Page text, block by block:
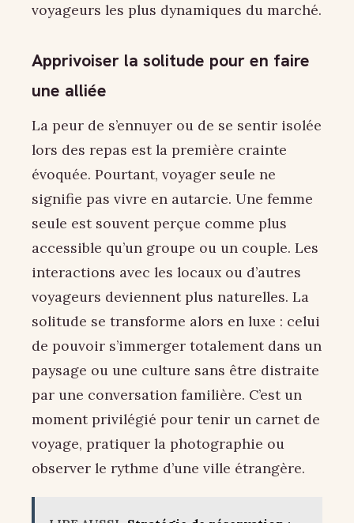
voyageurs les plus dynamiques du marché.
Apprivoiser la solitude pour en faire
une alliée
La peur de s’ennuyer ou de se sentir isolée
lors des repas est la première crainte
évoquée. Pourtant, voyager seule ne
signifie pas vivre en autarcie. Une femme
seule est souvent perçue comme plus
accessible qu’un groupe ou un couple. Les
interactions avec les locaux ou d’autres
voyageurs deviennent plus naturelles. La
solitude se transforme alors en luxe : celui
de pouvoir s’immerger totalement dans un
paysage ou une culture sans être distraite
par une conversation familière. C’est un
moment privilégié pour tenir un carnet de
voyage, pratiquer la photographie ou
observer le rythme d’une ville étrangère.